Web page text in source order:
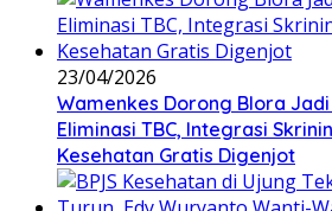
23/04/2026
Wamenkes Dorong Blora
Eliminasi TBC, Integrasi
Kesehatan Gratis Digenjot